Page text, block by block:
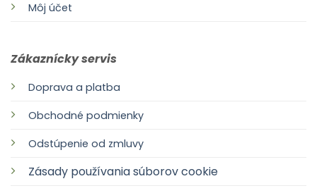
Môj účet
Zákaznícky servis
Doprava a platba
Obchodné podmienky
Odstúpenie od zmluvy
Zásady používania súborov cookie